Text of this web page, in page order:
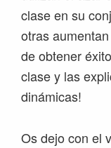
clase en su
otras
de obtener
clase y las
dinámicas!
Os dejo con el